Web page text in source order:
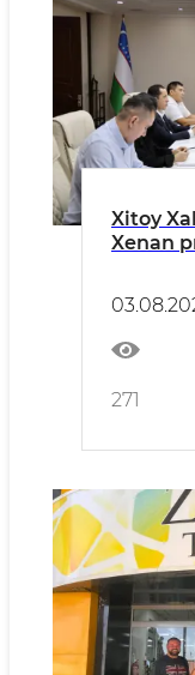
Xitoy
Xenan
iborat
271